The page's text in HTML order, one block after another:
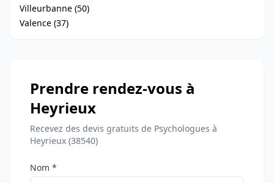
Villeurbanne (50)
Valence (37)
Prendre rendez-vous à
Heyrieux
Recevez des devis gratuits de Psychologues à
Heyrieux (38540)
Nom *